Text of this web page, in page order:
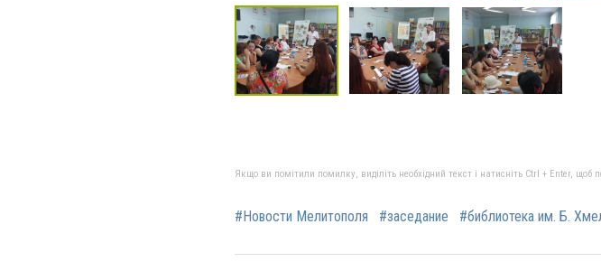
Якщо ви помітили помилку, виділіть необхідний текст і натисніть Ctrl + Enter, щоб
#Новости Мелитополя #заседание #библиотека им. Б.